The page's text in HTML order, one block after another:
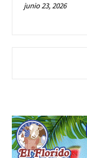
junio 23, 2026